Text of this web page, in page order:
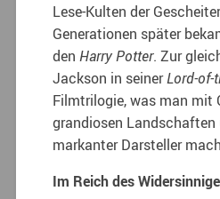
Lese-Kulten der
Generationen später
denHarry Potter. Zur
Jackson in seinerLord-of-
Filmtrilogie, was man mit
grandiosen Landschaften
markanter Darsteller
Im Reich des